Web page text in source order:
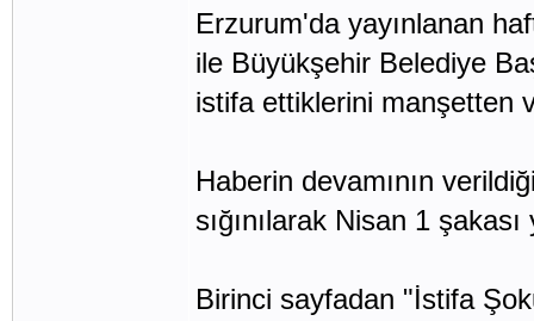
Erzurum'da yayınlanan
ile Büyükşehir Belediye
istifa ettiklerini manşetten
Haberin devamının
sığınılarak Nisan 1 şakası
Birinci sayfadan "İstifa